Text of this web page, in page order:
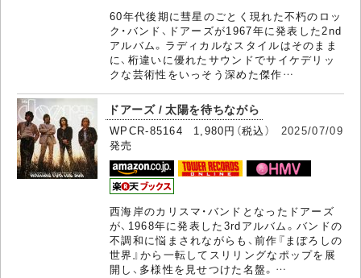
60年代後期に彗星のごとく現れた不朽のロッ
ク・バンド、ドアーズが1967年に発表した2nd
アルバム。ラディカルなスタイルはそのまま
に、桁違いに優れたサウンドでサイケデリッ
クな芸術性をいっそう深めた傑作…
ドアーズ / 太陽を待ちながら
WPCR-85164 1,980円（税込） 2025/07/09
発売
西海岸のカリスマ・バンドとなったドアーズ
が、1968年に発表した3rdアルバム。バンドの
不調和に悩まされながらも、前作『まぼろしの
世界』から一転してスリリングなポップを展
開し、多様性を見せつけた名盤。…